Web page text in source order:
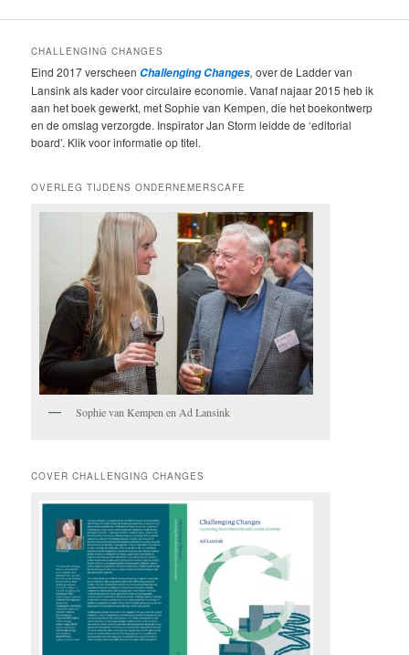
CHALLENGING CHANGES
Eind 2017 verscheen Challenging Changes, over de Ladder van
Lansink als kader voor circulaire economie. Vanaf najaar 2015 heb ik
aan het boek gewerkt, met Sophie van Kempen, die het boekontwerp
en de omslag verzorgde. Inspirator Jan Storm leidde de ‘editorial
board’. Klik voor informatie op titel.
OVERLEG TIJDENS ONDERNEMERSCAFE
Sophie van Kempen en Ad Lansink
COVER CHALLENGING CHANGES